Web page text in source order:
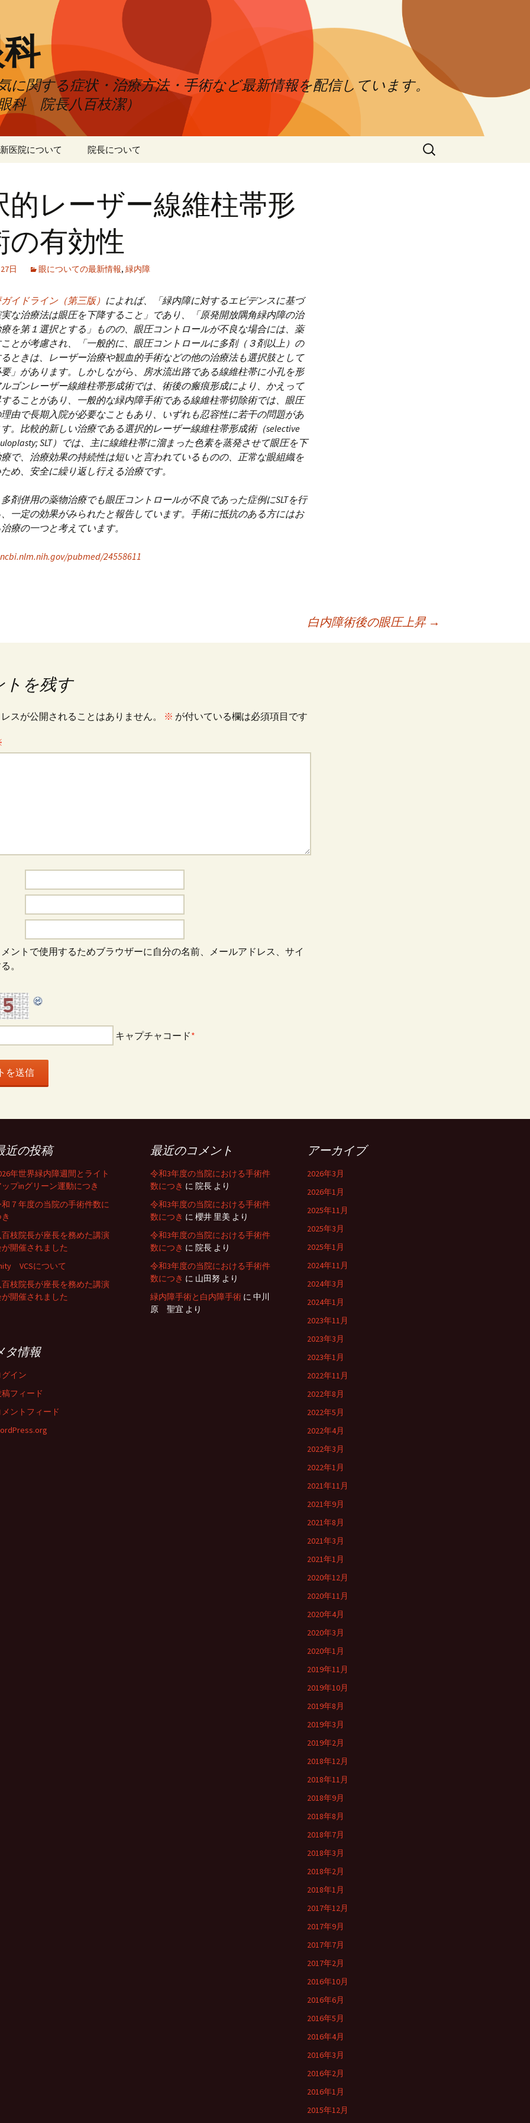
に関する症状・治療方法・手術など最新情報を配信しています。
科 院長八百枝潔）
新医院について 院長について
検
索:
的レーザー線維柱帯形
の有効性
日 眼についての最新情報, 緑内障
イドライン（第三版） によれば、「緑内障に対するエビデンスに基づ
な治療法は眼圧を下降すること」であり、「原発開放隅角緑内障の治
を第１選択とする」ものの、眼圧コントロールが不良な場合には、薬
とが考慮され、「一般的に、眼圧コントロールに多剤（３剤以上）の
ときは、レーザー治療や観血的手術などの他の治療法も選択肢として
」があります。しかしながら、房水流出路である線維柱帯に小孔を形
ゴンレーザー線維柱帯形成術では、術後の瘢痕形成により、かえって
ることがあり、一般的な緑内障手術である線維柱帯切除術では、眼圧
由で長期入院が必要なこともあり、いずれも忍容性に若干の問題があ
。比較的新しい治療である選択的レーザー線維柱帯形成術（selective
SLT）では、主に線維柱帯に溜まった色素を蒸発させて眼圧を下
で、治療効果の持続性は短いと言われているものの、正常な眼組織を
め、安全に繰り返し行える治療です。
剤併用の薬物治療でも眼圧コントロールが不良であった症例にSLTを行
一定の効果がみられたと報告しています。手術に抵抗のある方にはお
療の一つと考えています。
pubmed/24558611
白内障術後の眼圧上昇 →
トを残す
スが公開されることはありません。 ※ が付いている欄は必須項目です
ントで使用するためブラウザーに自分の名前、メールアドレス、サイ
。
キャプチャコード*
近の投稿
年世界緑内障週間とライト
プinグリーン運動につき
７年度の当院の手術件数に
百枝院長が座長を務めた講演
開催されました
VCSについて
百枝院長が座長を務めた講演
開催されました
最近のコメント
令和3年度の当院における手術件
数につき に 院長 より
令和3年度の当院における手術件
数につき に 櫻井 里美 より
令和3年度の当院における手術件
数につき に 院長 より
令和3年度の当院における手術件
数につき に 山田努 より
緑内障手術と白内障手術 に 中川
原 聖宜 より
アーカイブ
2026年3月
2026年1月
2025年11月
2025年3月
2025年1月
2024年11月
2024年3月
2024年1月
2023年11月
2023年3月
2023年1月
2022年11月
2022年8月
2022年5月
2022年4月
2022年3月
2022年1月
2021年11月
2021年9月
2021年8月
2021年3月
2021年1月
2020年12月
2020年11月
2020年4月
2020年3月
2020年1月
2019年11月
2019年10月
2019年8月
2019年3月
2019年2月
2018年12月
2018年11月
2018年9月
2018年8月
2018年7月
2018年3月
2018年2月
2018年1月
2017年12月
2017年9月
2017年7月
2017年2月
2016年10月
2016年6月
2016年5月
2016年4月
2016年3月
2016年2月
2016年1月
2015年12月
タ情報
イン
フィード
ントフィード